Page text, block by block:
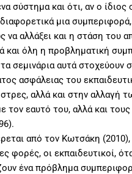
σύστημα και ότι, αν ο ίδιος
μια
να αλλάξει και η στάση του
και όλη η προβληματική
σεμινάρια αυτά στοχεύουν
ασφάλειας του
αλλά και στην αλλαγή
τον εαυτό του, αλλά και
από τον Κωτσάκη (2010),
φορές, οι εκπαιδευτικοί,
ένα πρόβλημα